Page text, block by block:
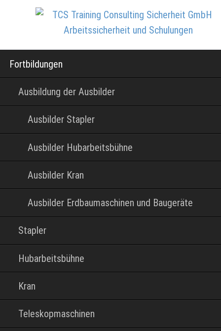
Navigation
überspringen
Fortbildungen
Ausbildung der Ausbilder
Ausbilder Stapler
Ausbilder Hubarbeitsbühne
Ausbilder Kran
Ausbilder Erdbaumaschinen und Baugeräte
Stapler
Hubarbeitsbühne
Kran
Teleskopmaschinen